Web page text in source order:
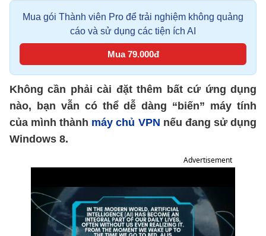
Mua gói Thành viên Pro để trải nghiệm không quảng
cáo và sử dụng các tiện ích AI
Mua 79.000đ
Không cần phải cài đặt thêm bất cứ ứng dụng
nào, bạn vẫn có thể dễ dàng “biến” máy tính
của mình thành máy chủ VPN nếu đang sử dụng
Windows 8.
Advertisement